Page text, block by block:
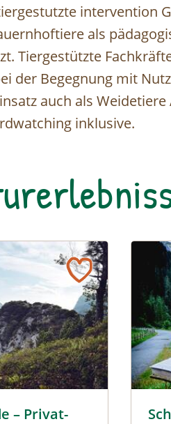
intervention
als
Tiergestützte
der Begegnung mit
auch als
inklusive.
– Privat-